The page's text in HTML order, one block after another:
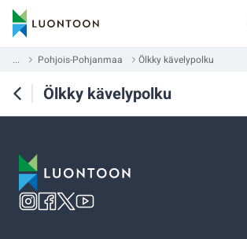
... Pohjois-Pohjanmaa Ölkky kävelypolku
Ölkky kävelypolku